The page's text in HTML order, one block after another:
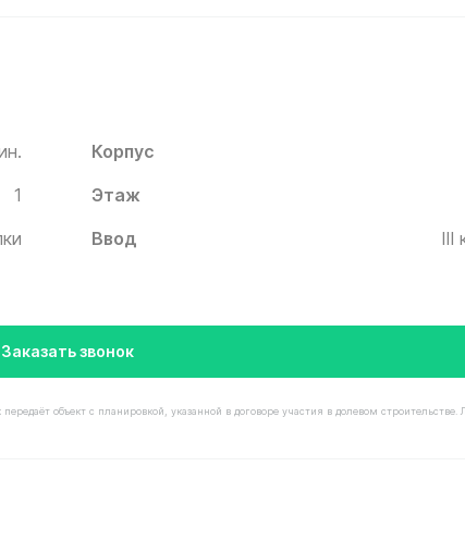
Корпус
1 Этаж
Ввод III
Заказать звонок
объект с планировкой, указанной в договоре участия в долевом строительстве.